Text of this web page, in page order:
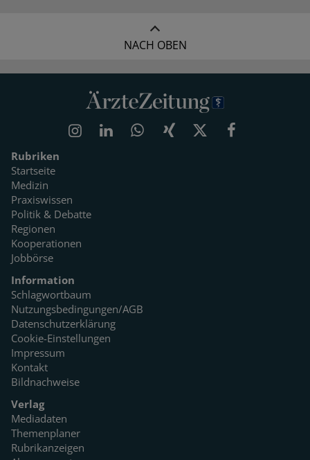
NACH OBEN
Rubriken
Startseite
Medizin
Praxiswissen
Politik & Debatte
Regionen
Kooperationen
Jobbörse
Information
Schlagwortbaum
Nutzungsbedingungen/AGB
Datenschutzerklärung
Cookie-Einstellungen
Impressum
Kontakt
Bildnachweise
Verlag
Mediadaten
Themenplaner
Rubrikanzeigen